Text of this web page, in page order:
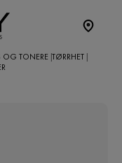
OG TONERE TØRRHET